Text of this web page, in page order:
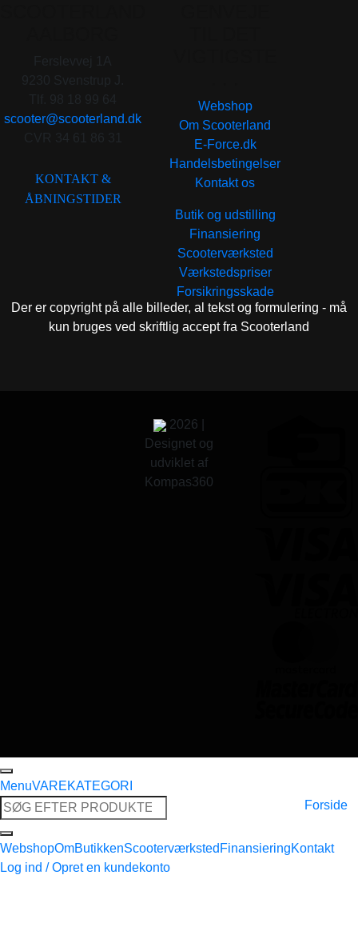
scooter@scooterland.dk
KONTAKT &
ÅBNINGSTIDER
Webshop
Om Scooterland
E-Force.dk
Handelsbetingelser
Kontakt os
Butik og udstilling
Finansiering
Scooterværksted
Værkstedspriser
Forsikringsskade
Der er copyright på alle billeder, al tekst og formulering - må
kun bruges ved skriftlig accept fra Scooterland
2026 |
Designet og
udviklet af
Kompas360
MenuVAREKATEGORI
Søg
efter:
Forside
WebshopOmButikkenScooterværksted FinansieringKontakt
Log ind / Opret en kundekonto